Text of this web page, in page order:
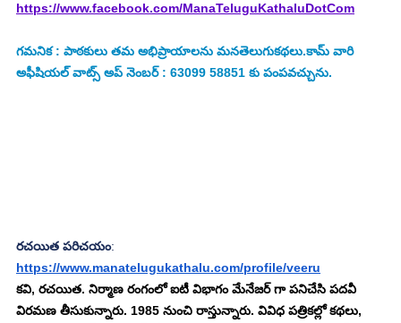
https://www.facebook.com/ManaTeluguKathaluDotCom
గమనిక : పాఠకులు తమ అభిప్రాయాలను మనతెలుగుకథలు.కామ్ వారి
అఫీషియల్ వాట్స్ అప్ నెంబర్ : 63099 58851 కు పంపవచ్చును.
రచయిత పరిచయం:
https://www.manatelugukathalu.com/profile/veeru
క‌వి, ర‌చ‌యిత‌. నిర్మాణ రంగంలో ఐటీ విభాగం మేనేజర్ గా ప‌నిచేసి పదవీ
విరమణ తీసుకున్నారు. 1985 నుంచి రాస్తున్నారు. వివిధ పత్రికల్లో క‌థ‌లు,